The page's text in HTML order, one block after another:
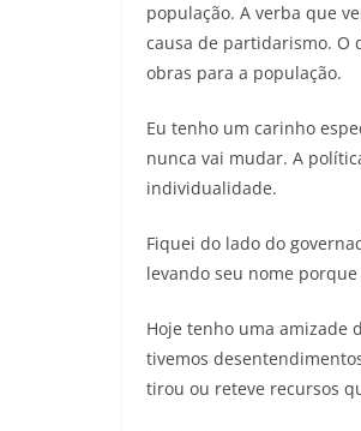
população. A verba que
causa de partidarismo. O
obras para a população.
Eu tenho um carinho
nunca vai mudar. A
individualidade.
Fiquei do lado do
levando seu nome
Hoje tenho uma amizade
tivemos
tirou ou reteve recursos